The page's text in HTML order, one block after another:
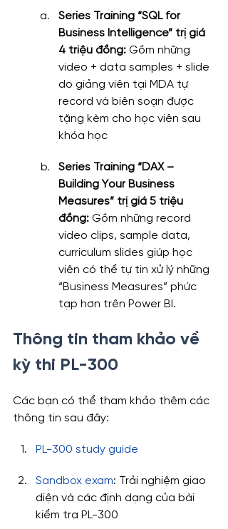
Series Training “SQL for
Business Intelligence” trị giá
4 triệu đồng: Gồm những
video + data samples + slide
do giảng viên tại MDA tự
record và biên soạn được
tặng kèm cho học viên sau
khóa học
Series Training “DAX –
Building Your Business
Measures” trị giá 5 triệu
đồng: Gồm những record
video clips, sample data,
curriculum slides giúp học
viên có thể tự tin xử lý những
“Business Measures” phức
tạp hơn trên Power BI.
Thông tin tham khảo về
kỳ thi PL-300
Các bạn có thể tham khảo thêm các
thông tin sau đây:
PL-300 study guide
Sandbox exam: Trải nghiệm giao
diện và các định dạng của bài
kiểm tra PL-300